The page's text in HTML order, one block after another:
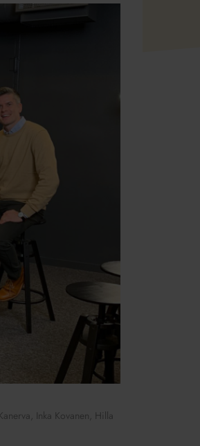
Inka Kovanen, Hilla